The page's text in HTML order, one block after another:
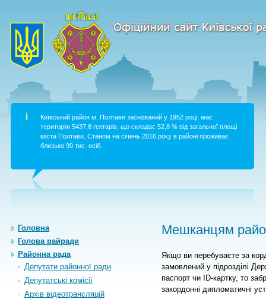
Київський район м. Полтави заснований у 1952 році, має
територію 5437,8 гектарів, що складає 52,8 % від загальної площі
міста Полтави. Станом на січень 2016 року в районі проживає
близько 90 тис. осіб.
Головна
Голова райради
Районна рада
Депутати районної ради
Депутатські комісії
Архiв вiдеотрансляцiй
Мешканцям
Якщо ви перебуваєте за
замовлений у підрозділі
паспорт чи ID-картку, то
закордонні дипломатичні